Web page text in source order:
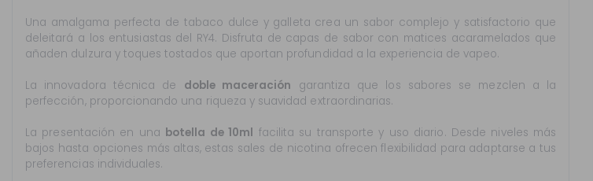
Una amalgama perfecta de tabaco dulce y galleta crea un sabor complejo y satisfactorio que
deleitará a los entusiastas del RY4. Disfruta de capas de sabor con matices acaramelados que
añaden dulzura y toques tostados que aportan profundidad a la experiencia de vapeo.
La innovadora técnica de doble maceración garantiza que los sabores se mezclen a la
perfección, proporcionando una riqueza y suavidad extraordinarias.
La presentación en una botella de 10ml facilita su transporte y uso diario. Desde niveles más
bajos hasta opciones más altas, estas sales de nicotina ofrecen flexibilidad para adaptarse a tus
preferencias individuales.